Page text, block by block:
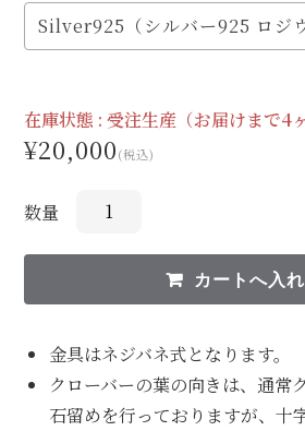
在庫状態 :受注生産（お届けまで4
¥20,000(税込)
数量
金具はネジバネ式となります。
クローバーの葉の向きは、通
石留めを行っておりますが、十